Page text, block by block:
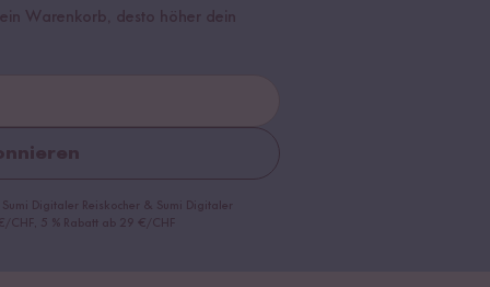
Warenkorb, desto höher dein
Digitaler Reiskocher & Sumi Digitaler
CHF, 5 % Rabatt ab 29 €/CHF